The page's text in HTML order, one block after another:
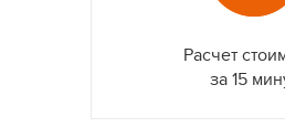
Расчет
за 15